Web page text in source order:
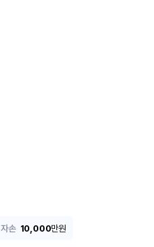
자손 10,000만원